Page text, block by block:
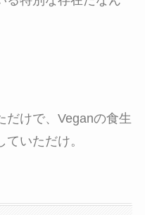
だけで、Veganの食生
いただけ。